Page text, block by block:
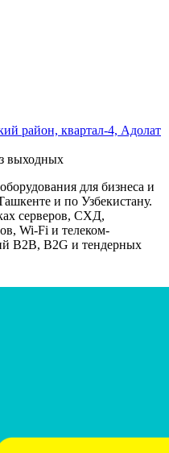
район, квартал-4, Адолат
выходных
для бизнеса и
и по Узбекистану.
серверов, СХД,
Wi-Fi и телеком-
B2B, B2G и тендерных